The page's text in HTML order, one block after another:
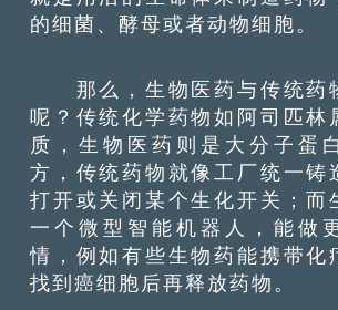
的细菌、酵母或者动物细胞。
那么，生物医药与传统药
呢？传统化学药物如阿司匹林
质，生物医药则是大分子蛋
方，传统药物就像工厂统一铸
打开或关闭某个生化开关；而
一个微型智能机器人，能做
情，例如有些生物药能携带化
找到癌细胞后再释放药物。